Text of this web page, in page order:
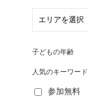
子どもの年齢
人気のキーワード
参加無料